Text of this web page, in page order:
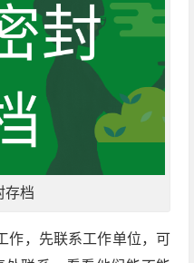
存档
作，先联系工作单位，可